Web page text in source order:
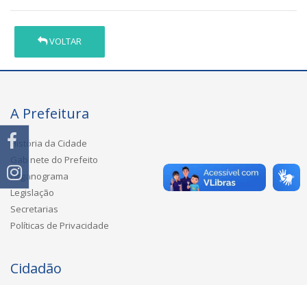
VOLTAR
A Prefeitura
História da Cidade
Gabinete do Prefeito
Organograma
Legislação
Secretarias
Políticas de Privacidade
Cidadão